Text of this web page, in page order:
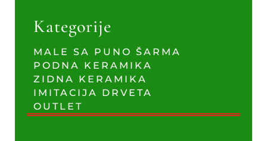
Kategorije
MALE SA PUNO ŠARMA
PODNA KERAMIKA
ZIDNA KERAMIKA
IMITACIJA DRVETA
OUTLET